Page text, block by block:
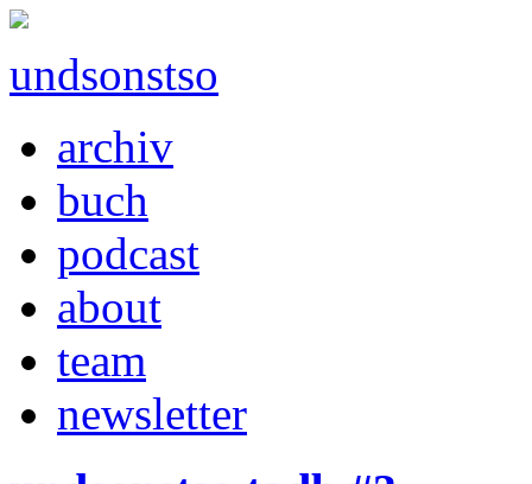
undsonstso
archiv
buch
podcast
about
team
newsletter